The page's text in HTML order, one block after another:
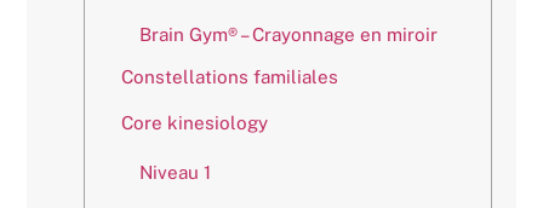
Brain Gym® – Crayonnage en miroir
Constellations familiales
Core kinesiology
Niveau 1